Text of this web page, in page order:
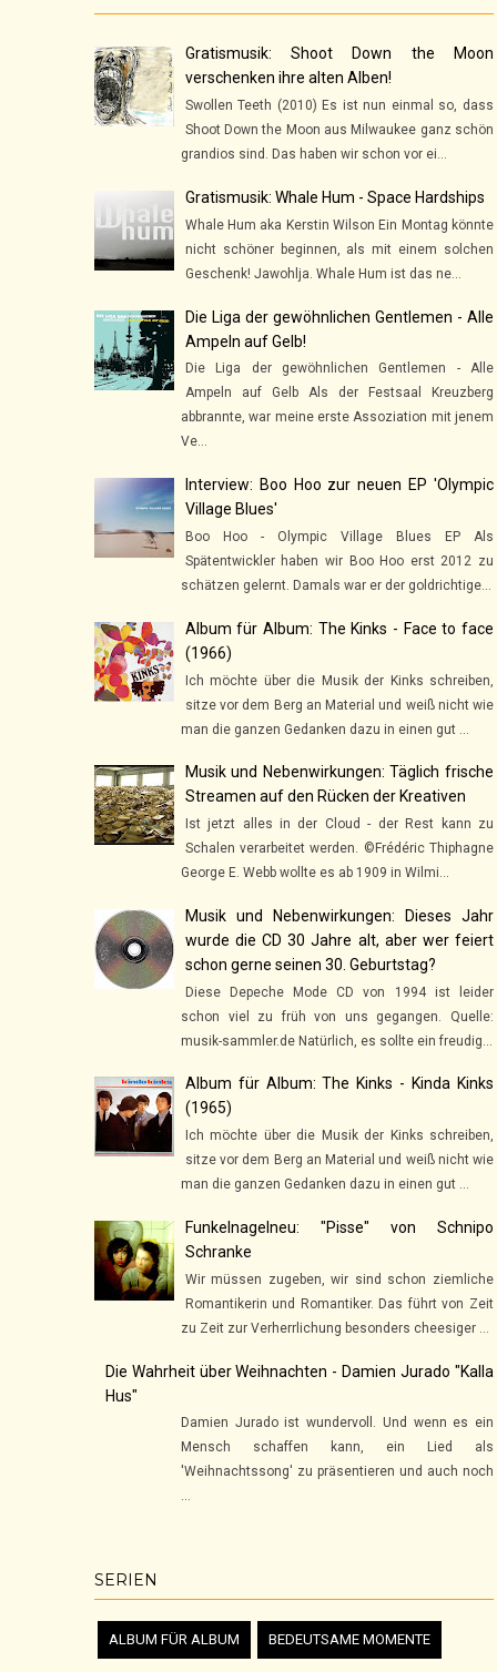
Gratismusik: Shoot Down the Moon
verschenken ihre alten Alben!
Swollen Teeth (2010) Es ist nun einmal so, dass
Shoot Down the Moon aus Milwaukee ganz schön
grandios sind. Das haben wir schon vor ei...
Gratismusik: Whale Hum - Space Hardships
Whale Hum aka Kerstin Wilson Ein Montag könnte
nicht schöner beginnen, als mit einem solchen
Geschenk! Jawohlja. Whale Hum ist das ne...
Die Liga der gewöhnlichen Gentlemen - Alle
Ampeln auf Gelb!
Die Liga der gewöhnlichen Gentlemen - Alle
Ampeln auf Gelb Als der Festsaal Kreuzberg
abbrannte, war meine erste Assoziation mit jenem
Ve...
Interview: Boo Hoo zur neuen EP 'Olympic
Village Blues'
Boo Hoo - Olympic Village Blues EP Als
Spätentwickler haben wir Boo Hoo erst 2012 zu
schätzen gelernt. Damals war er der goldrichtige...
Album für Album: The Kinks - Face to face
(1966)
Ich möchte über die Musik der Kinks schreiben,
sitze vor dem Berg an Material und weiß nicht wie
man die ganzen Gedanken dazu in einen gut ...
Musik und Nebenwirkungen: Täglich frische
Streamen auf den Rücken der Kreativen
Ist jetzt alles in der Cloud - der Rest kann zu
Schalen verarbeitet werden. ©Frédéric Thiphagne
George E. Webb wollte es ab 1909 in Wilmi...
Musik und Nebenwirkungen: Dieses Jahr
wurde die CD 30 Jahre alt, aber wer feiert
schon gerne seinen 30. Geburtstag?
Diese Depeche Mode CD von 1994 ist leider
schon viel zu früh von uns gegangen. Quelle:
musik-sammler.de Natürlich, es sollte ein freudig...
Album für Album: The Kinks - Kinda Kinks
(1965)
Ich möchte über die Musik der Kinks schreiben,
sitze vor dem Berg an Material und weiß nicht wie
man die ganzen Gedanken dazu in einen gut ...
Funkelnagelneu: "Pisse" von Schnipo
Schranke
Wir müssen zugeben, wir sind schon ziemliche
Romantikerin und Romantiker. Das führt von Zeit
zu Zeit zur Verherrlichung besonders cheesiger ...
Die Wahrheit über Weihnachten - Damien Jurado "Kalla
Hus"
Damien Jurado ist wundervoll. Und wenn es ein
Mensch schaffen kann, ein Lied als
'Weihnachtssong' zu präsentieren und auch noch
...
SERIEN
ALBUM FÜR ALBUM BEDEUTSAME MOMENTE